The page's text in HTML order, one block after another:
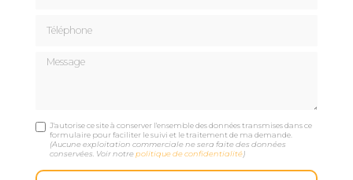
Message
J'autorise ce site à conserver l'ensemble des données transmises dans ce
formulaire pour faciliter le suivi et le traitement de ma demande.
(Aucune exploitation commerciale ne sera faite des données
conservées. Voir notrepolitique de confidentialité)